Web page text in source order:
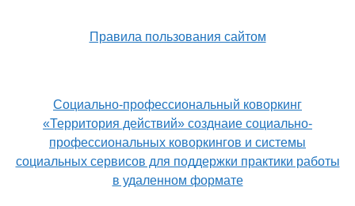
Правила пользования сайтом
Социально-профессиональный коворкинг
«Территория действий» созднаие социально-
профессиональных коворкингов и системы
социальных сервисов для поддержки практики работы
в удаленном формате